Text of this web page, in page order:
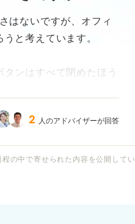
はないですが、オフィ
と考えています。
ンはすべて閉めたほう
いる方もいるようです
しいか、具体的なアド
2 人のアドバイザーが回答
の中で寄せられた内容を公開してい